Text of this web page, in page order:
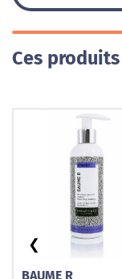
Ces
BAUME R
❮